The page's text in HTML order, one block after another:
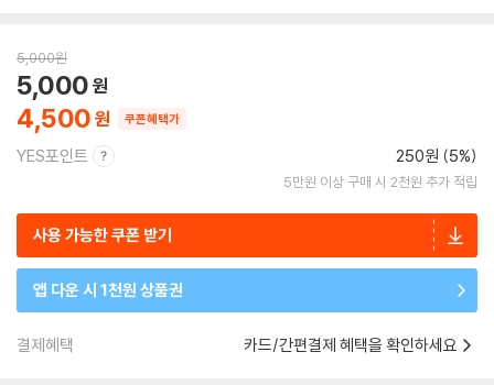
5,000원
4,500
5,000
쿠폰혜택가
YES포인트 250원 (5%)
5만원 이상 구매 시 2천원 추가 적립
사용 가능한 쿠폰 받기
앱 다운 시 1천원 상품권
결제혜택 카드/간편결제 혜택을 확인하세요